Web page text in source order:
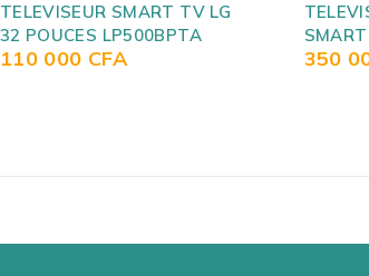
TELEVISEUR LG 55 POUCES
SMART TV UN711COZB
350 000CFA 860